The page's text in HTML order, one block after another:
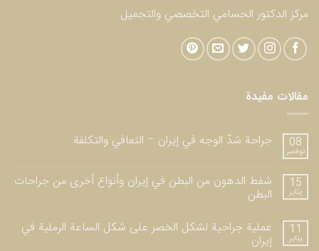
مركز الدكتور الحسامي التخصصي والتجميل
مقالات مفيدة
08
نوفمبر
جراحة شدّ الوجه في إيران – التعافي والتكلفة
15
يناير
شفط الدهون من البطن في إيران وأنواع أخرى من جراحات
البطن
11
يناير
عملية جراحية لشكل الخصر على شكل الساعة الرملية في
إيران